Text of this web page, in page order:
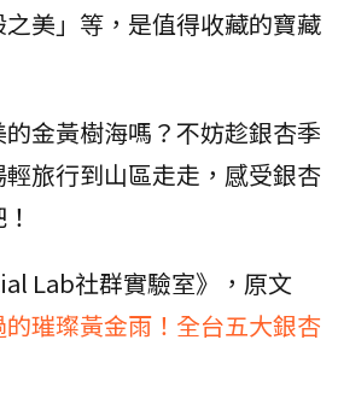
美」等，是值得收藏的寶藏
金黃樹海嗎？不妨趁銀杏季
旅行到山區走走，感受銀杏
Lab社群實驗室》，原文
璀璨黃金雨！全台五大銀杏